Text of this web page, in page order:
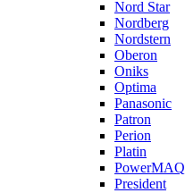
Nord Star
Nordberg
Nordstern
Oberon
Oniks
Optima
Panasonic
Patron
Perion
Platin
PowerMAQ
President